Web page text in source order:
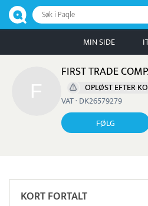
Søk i Paqle
MIN SIDE
FIRST TRADE
OPLØST EFTER
VAT · DK26579279
FØLG
KORT FORTALT